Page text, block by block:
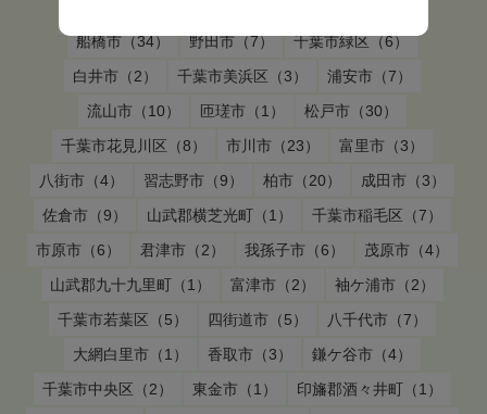
船橋市（34） 野田市（7）
千葉市緑区（6）
白井市（2）
千葉市美浜区（3）
浦安市（7）
流山市（10）
匝瑳市（1）
松戸市（30）
千葉市花見川区（8）
市川市（23）
富里市（3）
八街市（4）
習志野市（9） 柏市（20）
成田市（3）
佐倉市（9）
山武郡横芝光町（1）
千葉市稲毛区（7）
市原市（6）
君津市（2） 我孫子市（6）
茂原市（4）
山武郡九十九里町（1）
富津市（2）
袖ケ浦市（2）
千葉市若葉区（5）
四街道市（5）
八千代市（7）
大網白里市（1）
香取市（3）
鎌ケ谷市（4）
千葉市中央区（2）
東金市（1）
印旛郡酒々井町（1）